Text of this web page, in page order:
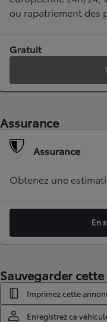
ou rapatriement des
Gratuit
Assurance
Assurance
Obtenez une
En
Sauvegarder
Imprimez cette
Enregistrez ce